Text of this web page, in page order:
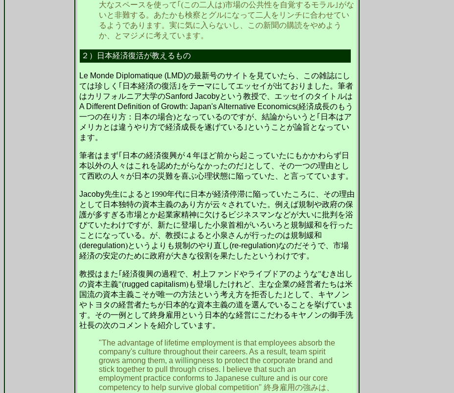
大なスペースを使って｢(この二人は)市場の公共性を自覚するモラル｣がな
いと非難する。あたかも検察とグルになって二人をリンチに合わせてい
るようであります。実に気に入らないし、この新聞の購読をやめよう
か、とマジメに考えています。
２）日本経済復活が教えるもの
Le Monde Diplomatique (LMD)の最新号のサイトを見ていたら、この雑誌にし
ては珍しく｢日本経済の復活｣をテーマにしてエッセイが出ておりました。筆者
はカリフォルニア大学のSanford Jacobyという教授で、エッセイのタイトルは
A Different Definition of Growth: Japan's Alternative Economics(経済成長のもう
一つの在り方：日本の場合)となっているのですが、結論からいうと｢日本はア
メリカとは違うやり方で経済成長を遂げている｣ということが論旨となってい
ます。
筆者はまず｢日本の経済復興が４年ほど前から起こっていたにもかかわらず日
本以外の人々はこれを認めたがらなかったのだ｣として、その一つの理由とし
て西欧の人々が日本の災難を喜ぶ心理状態に陥っていた、と言ってています。
Jacoby先生によると1990年代に日本が経済停滞に陥っていたころに、その理由
として日本独特の資本主義のあり方が云々されていた。例えば規制や政府の保
護が多すぎる市場とか起業家精神に欠けるビジネスマンなどが大いに批判を浴
びていたわけですが、新たに登場した小泉首相がいろいろと規制緩和を行った
ことになっている。が、教授によると小泉さんが行ったのは規制緩和
(deregulation)というよりも規制のやり直し(re-regulation)なのだそうで、市場
経済の安定のために政府が大きな役割を果たしたというわけです。
教授はまた｢経済復興の過程で、村上ファンドやライブドアのような"むき出し
の資本主義"(rugged capitalism)も登場したけれど、主な企業の経営者たちは米
国流の資本主義こそが唯一の方法という考え方を拒否した｣として、キヤノン
やトヨタの経営者たちが日本的な資本主義の道を選んでいることを挙げていま
す。その一例として終身雇用という日本的な経営にこだわるキヤノンの御手洗
社長の次のコメントを紹介しています。
"The advantage of lifetime employment is that employees absorb the
company's culture throughout their careers. As a result, team spirit
grows among them, a willingness to protect the corporate brand and
stick together to pull through crises. I believe that such an
employment practice conforms to Japanese culture and is our core
competency to help survive global competition" 終身雇用の強みは、